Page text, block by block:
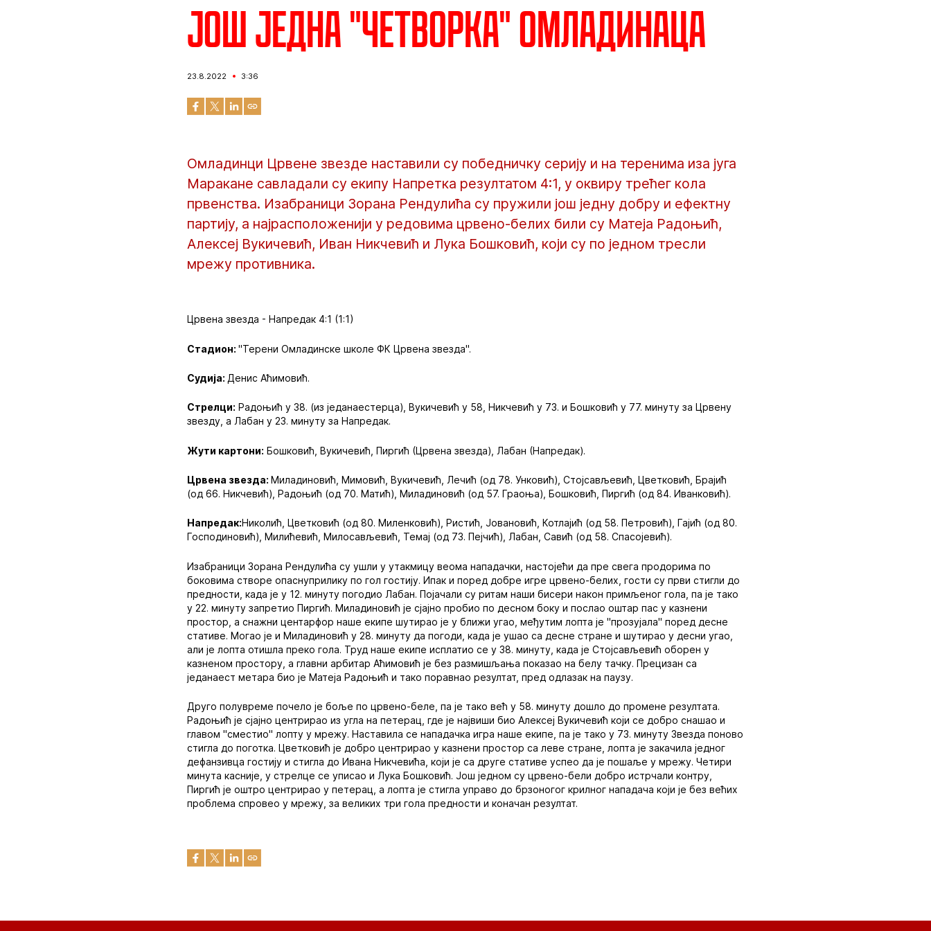
Још једна "четворка" омладинаца
23.8.2022 3:36
Омладинци Црвене звезде наставили су победничку серију и на теренима иза југа
Маракане савладали су екипу Напретка резултатом 4:1, у оквиру трећег кола
првенства. Изабраници Зорана Рендулића су пружили још једну добру и ефектну
партију, а најрасположенији у редовима црвено-белих били су Матеја Радоњић,
Алексеј Вукичевић, Иван Никчевић и Лука Бошковић, који су по једном тресли
мрежу противника.
Црвена звезда - Напредак 4:1 (1:1)
Стадион:"Терени Омладинске школе ФК Црвена звезда".
Судија: Денис Аћимовић.
Стрелци: Радоњић у 38. (из једанаестерца), Вукичевић у 58, Никчевић у 73. и Бошковић у 77. минуту за Црвену
звезду, а Лабан у 23. минуту за Напредак.
Жути картони: Бошковић, Вукичевић, Пиргић (Црвена звезда), Лабан (Напредак).
Црвена звезда:Миладиновић, Мимовић, Вукичевић, Лечић (од 78. Унковић), Стојсављевић, Цветковић, Брајић
(од 66. Никчевић), Радоњић (од 70. Матић), Миладиновић (од 57. Граоња), Бошковић, Пиргић (од 84. Иванковић).
Напредак:Николић, Цветковић (од 80. Миленковић), Ристић, Јовановић, Котлајић (од 58. Петровић), Гајић (од 80.
Господиновић), Милићевић, Милосављевић, Темај (од 73. Пејчић), Лабан, Савић (од 58. Спасојевић).
Изабраници Зорана Рендулића су ушли у утакмицу веома нападачки, настојећи да пре свега продорима по
боковима створе опаснуприлику по гол гостију. Ипак и поред добре игре црвено-белих, гости су први стигли до
предности, када је у 12. минуту погодио Лабан. Појачали су ритам наши бисери након примљеног гола, па је тако
у 22. минуту запретио Пиргић. Миладиновић је сјајно пробио по десном боку и послао оштар пас у казнени
простор, а снажни центарфор наше екипе шутирао је у ближи угао, међутим лопта је "прозујала" поред десне
стативе. Могао је и Миладиновић у 28. минуту да погоди, када је ушао са десне стране и шутирао у десни угао,
али је лопта отишла преко гола. Труд наше екипе исплатио се у 38. минуту, када је Стојсављевић оборен у
казненом простору, а главни арбитар Аћимовић је без размишљања показао на белу тачку. Прецизан са
једанаест метара био је Матеја Радоњић и тако поравнао резултат, пред одлазак на паузу.
Друго полувреме почело је боље по црвено-беле, па је тако већ у 58. минуту дошло до промене резултата.
Радоњић је сјајно центрирао из угла на петерац, где је највиши био Алексеј Вукичевић који се добро снашао и
главом "сместио" лопту у мрежу. Наставила се нападачка игра наше екипе, па је тако у 73. минуту Звезда поново
стигла до поготка. Цветковић је добро центрирао у казнени простор са леве стране, лопта је закачила једног
дефанзивца гостију и стигла до Ивана Никчевића, који је са друге стативе успео да је пошаље у мрежу. Четири
минута касније, у стрелце се уписао и Лука Бошковић. Још једном су црвено-бели добро истрчали контру,
Пиргић је оштро центрирао у петерац, а лопта је стигла управо до брзоногог крилног нападача који је без већих
проблема спровео у мрежу, за великих три гола предности и коначан резултат.